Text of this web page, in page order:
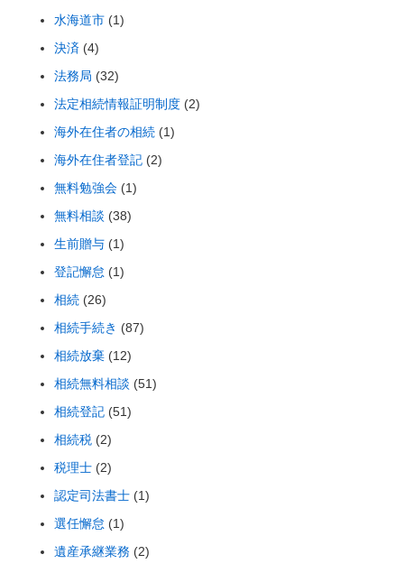
水海道市 (1)
決済 (4)
法務局 (32)
法定相続情報証明制度 (2)
海外在住者の相続 (1)
海外在住者登記 (2)
無料勉強会 (1)
無料相談 (38)
生前贈与 (1)
登記懈怠 (1)
相続 (26)
相続手続き (87)
相続放棄 (12)
相続無料相談 (51)
相続登記 (51)
相続税 (2)
税理士 (2)
認定司法書士 (1)
選任懈怠 (1)
遺産承継業務 (2)